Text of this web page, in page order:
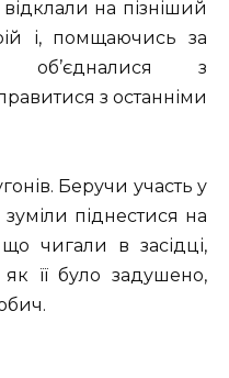
на пізніший
і, помщаючись за
об’єдналися з
з останніми
Беручи участь у
піднестися на
чигали в засідці,
як її було задушено,